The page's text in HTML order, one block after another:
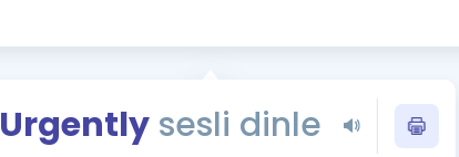
YDS - YÖKDİL
Urgentlysesli dinle